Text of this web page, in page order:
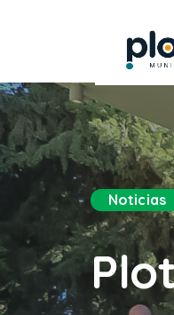
Noticias